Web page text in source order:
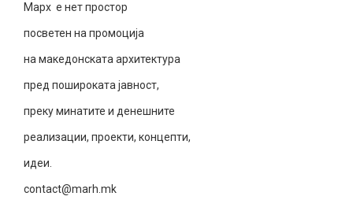
Марх е нет простор
посветен на промоција
на македонската архитектура
пред пошироката јавност,
преку минатите и денешните
реализации, проекти, концепти,
идеи.
contact@marh.mk